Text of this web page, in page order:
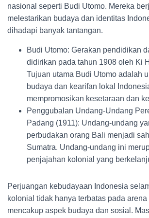
nasional seperti Budi Utomo. Mereka
melestarikan budaya dan identitas
dihadapi banyak tantangan.
Budi Utomo: Gerakan pendidikan
didirikan pada tahun 1908 oleh Ki
Tujuan utama Budi Utomo adalah
budaya dan kearifan lokal
mempromosikan kesetaraan dan
Penggubalan Undang-Undang
Padang (1911): Undang-undang
perbudakan orang Bali menjadi
Sumatra. Undang-undang ini
penjajahan kolonial yang
Perjuangan kebudayaan Indonesia
kolonial tidak hanya terbatas pada
mencakup aspek budaya dan sosial.